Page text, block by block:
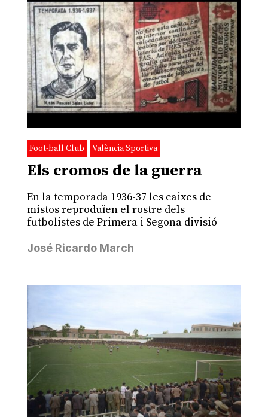
Foot-ball Club València Sportiva
Els cromos de la guerra
En la temporada 1936-37 les caixes de
mistos reproduïen el rostre dels
futbolistes de Primera i Segona divisió
José Ricardo March